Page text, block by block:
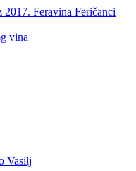
Feravina Feričanci
vina
Vasilj